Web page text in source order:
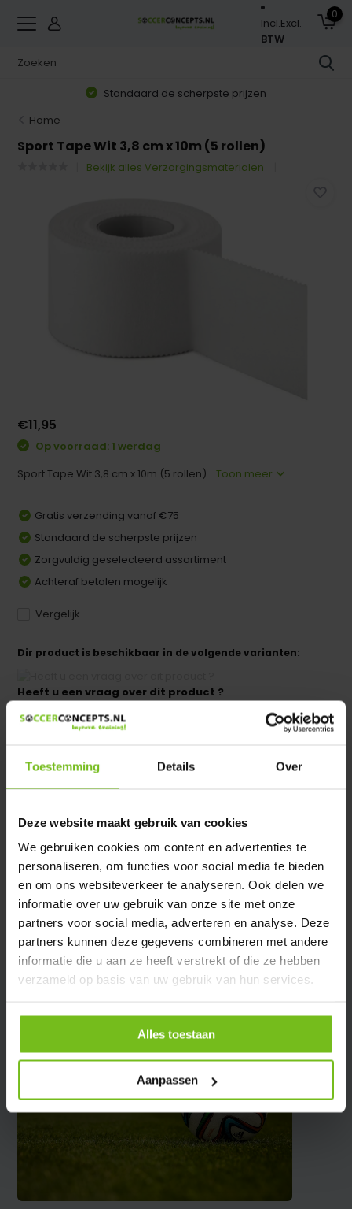
Toestemming Details Over
Deze website maakt gebruik van cookies
We gebruiken cookies om content en advertenties te
personaliseren, om functies voor social media te bieden
en om ons websiteverkeer te analyseren. Ook delen we
informatie over uw gebruik van onze site met onze
partners voor social media, adverteren en analyse. Deze
partners kunnen deze gegevens combineren met andere
informatie die u aan ze heeft verstrekt of die ze hebben
verzameld op basis van uw gebruik van hun services.
Alles toestaan
Aanpassen
Incl.Excl.
BTW
0
Standaard de scherpste prijzen
Home
Sport Tape Wit 3,8 cm x 10m (5 rollen)
Bekijk alles Verzorgingsmaterialen
€11,95
Op voorraad: 1 werdag
Sport Tape Wit 3,8 cm x 10m (5 rollen)...Toon meer
Gratis verzending vanaf €75
Standaard de scherpste prijzen
Zorgvuldig geselecteerd assortiment
Achteraf betalen mogelijk
Vergelijk
Dir product is beschikbaar in de volgende varianten:
Heeft u een vraag over dit product ?
We helpen u graag met meer informatie
Productomschrijving
Specificaties
Reviews
Delen